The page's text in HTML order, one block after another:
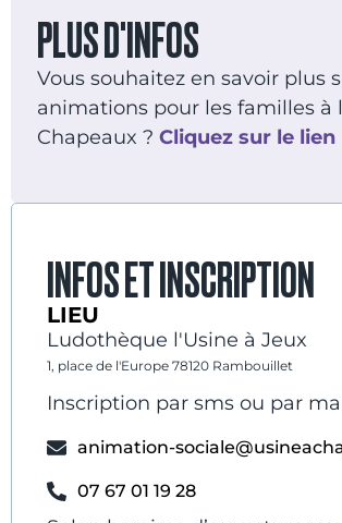
PLUS D'INFOS
Vous souhaitez en savoir plus
animations pour les familles à
Chapeaux ? Cliquez sur le lien
INFOS ET INSCRIPTION
LIEU
Ludothèque l'Usine à Jeux
1, place de l'Europe 78120 Rambouillet
Inscription par sms ou par
animation-
07 67 01 19 28